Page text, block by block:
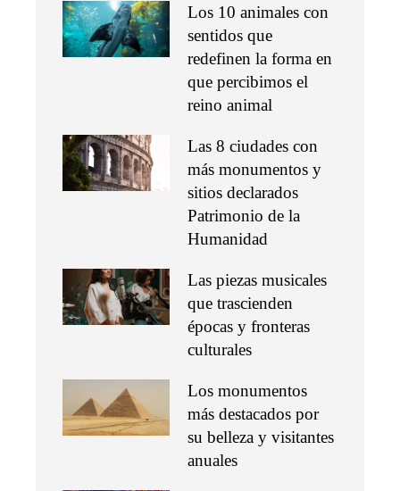
Los 10 animales con
sentidos que
redefinen la forma en
que percibimos el
reino animal
Las 8 ciudades con
más monumentos y
sitios declarados
Patrimonio de la
Humanidad
Las piezas musicales
que trascienden
épocas y fronteras
culturales
Los monumentos
más destacados por
su belleza y visitantes
anuales